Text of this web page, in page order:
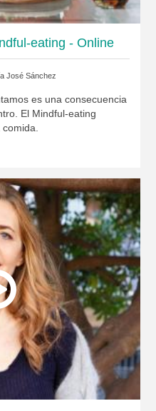
eating - Online
José Sánchez
es una consecuencia
El Mindful-eating